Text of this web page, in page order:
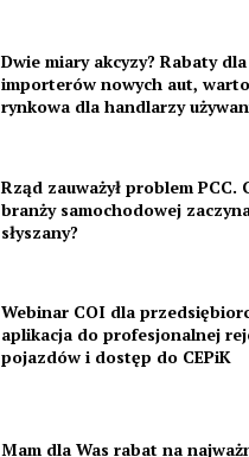
Dwie miary akcyzy? Rabaty dla
importerów nowych aut,
rynkowa dla handlarzy
Rząd zauważył problem PCC.
branży samochodowej
słyszany?
Webinar COI dla
aplikacja do profesjonalnej
pojazdów i dostęp do CEPiK
Mam dla Was rabat na